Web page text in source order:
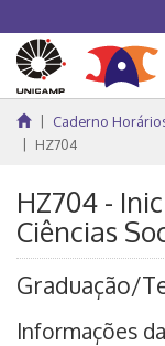
Caderno
HZ704
HZ704 -
Ciências
Graduação/
Informações